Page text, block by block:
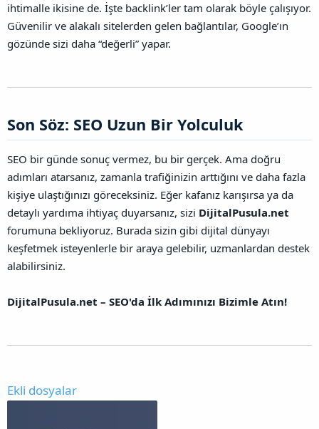
ihtimalle ikisine de. İşte backlink’ler tam olarak böyle çalışıyor.
Güvenilir ve alakalı sitelerden gelen bağlantılar, Google’ın
gözünde sizi daha “değerli” yapar.
Son Söz: SEO Uzun Bir Yolculuk​
SEO bir günde sonuç vermez, bu bir gerçek. Ama doğru
adımları atarsanız, zamanla trafiğinizin arttığını ve daha fazla
kişiye ulaştığınızı göreceksiniz. Eğer kafanız karışırsa ya da
detaylı yardıma ihtiyaç duyarsanız, sizi DijitalPusula.net
forumuna bekliyoruz. Burada sizin gibi dijital dünyayı
keşfetmek isteyenlerle bir araya gelebilir, uzmanlardan destek
alabilirsiniz.
DijitalPusula.net – SEO'da İlk Adımınızı Bizimle Atın!
Ekli dosyalar